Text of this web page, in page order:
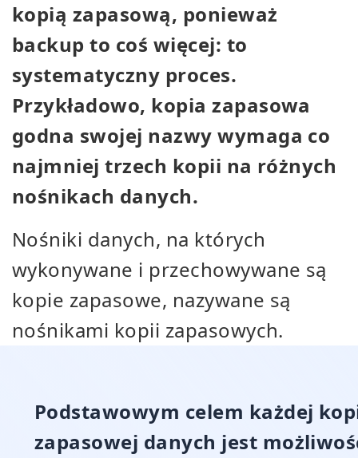
kopią zapasową, ponieważ
backup to coś więcej: to
systematyczny proces.
Przykładowo, kopia zapasowa
godna swojej nazwy wymaga co
najmniej trzech kopii na różnych
nośnikach danych.
Nośniki danych, na których
wykonywane i przechowywane są
kopie zapasowe, nazywane są
nośnikami kopii zapasowych.
Podstawowym celem każdej
zapasowej danych jest